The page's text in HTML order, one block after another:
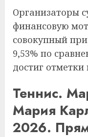
Организаторы
финансовую
совокупный
9,53% по
достиг отметки
Теннис.
Мария
2026.